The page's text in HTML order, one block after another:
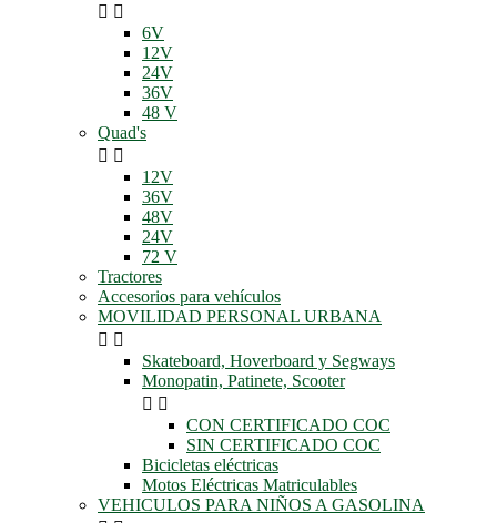
 
6V
12V
24V
36V
48 V
Quad's
 
12V
36V
48V
24V
72 V
Tractores
Accesorios para vehículos
MOVILIDAD PERSONAL URBANA
 
Skateboard, Hoverboard y Segways
Monopatin, Patinete, Scooter
 
CON CERTIFICADO COC
SIN CERTIFICADO COC
Bicicletas eléctricas
Motos Eléctricas Matriculables
VEHICULOS PARA NIÑOS A GASOLINA